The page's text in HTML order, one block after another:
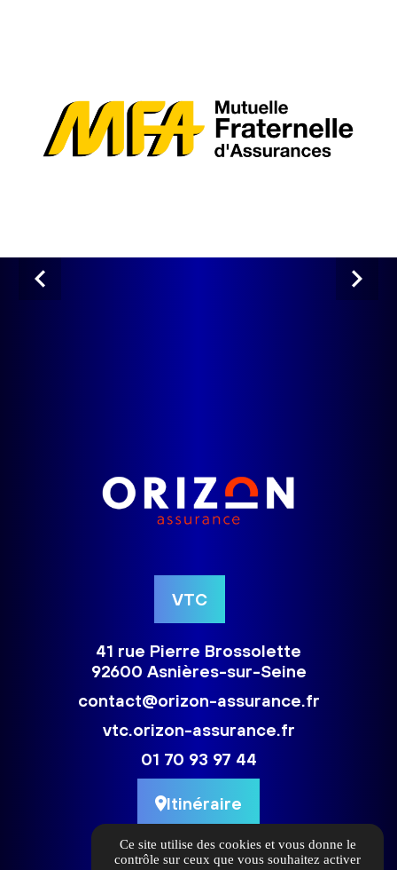
Previous Next
VTC
41 rue Pierre Brossolette
92600 Asnières-sur-Seine
contact@orizon-assurance.fr
vtc.orizon-assurance.fr
01 70 93 97 44
Itinéraire
Ce site utilise des cookies et vous donne le
contrôle sur ceux que vous souhaitez activer